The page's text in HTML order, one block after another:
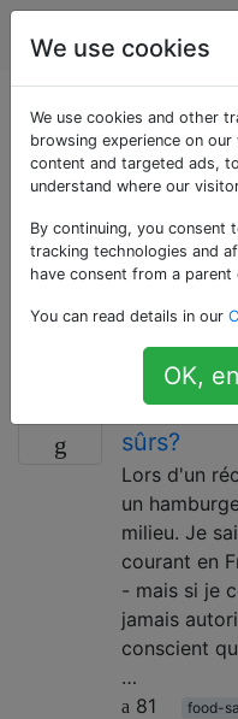
Cuisine
Questions sur le
hamburger et
haché ou haché de
Les
sûrs?
Lors d'un
un
milieu. Je
courant en
- mais si je
jamais
conscient
…
81
food-
We use cookies
We use cookies and other
browsing experience on
content and targeted ads,
understand where our
By continuing, you consent
tracking technologies and
have consent from a parent
You can read details in our
OK,